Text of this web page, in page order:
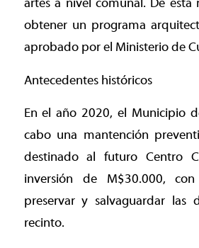
artes a nivel comunal. De esta
obtener un programa
aprobado por el Ministerio de
Antecedentes históricos
En el año 2020, el Municipio
cabo una mantención
destinado al futuro Centro
inversión de M$30.000,
preservar y salvaguardar las
recinto.